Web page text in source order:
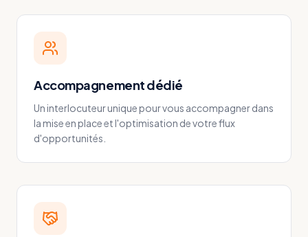
Accompagnement dédié
Un interlocuteur unique pour vous accompagner dans
la mise en place et l'optimisation de votre flux
d'opportunités.